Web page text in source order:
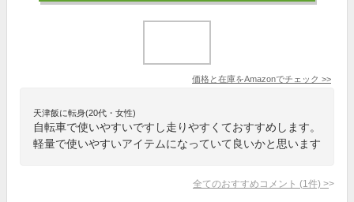
価格と在庫をAmazonでチェック >>
天津飯に転身(20代・女性)
自転車で使いやすいですし走りやすくておすすめします。
軽量で使いやすいアイテムになっていて良いかと思います
全てのおすすめコメント (1 件) >